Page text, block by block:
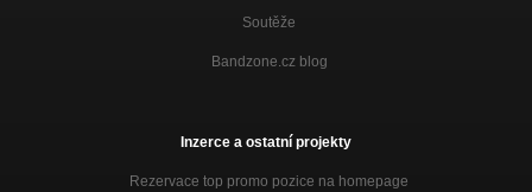
Soutěže
Bandzone.cz blog
Inzerce a ostatní projekty
Rezervace top promo pozice na homepage